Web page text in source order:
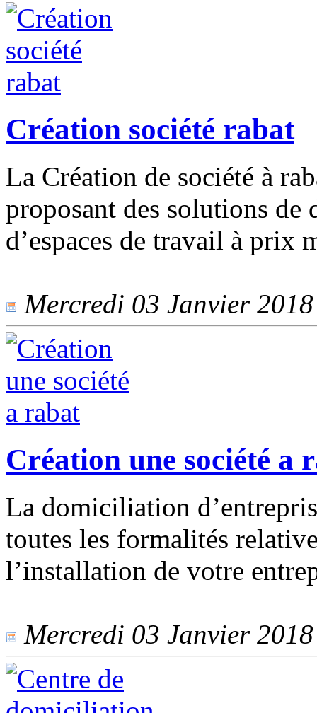
Création société rabat
La Création de société à
proposant des solutions
d’espaces de travail à prix
Mercredi 03 Janvier
Création une société a
La domiciliation
toutes les formalités
l’installation de votre
Mercredi 03 Janvier